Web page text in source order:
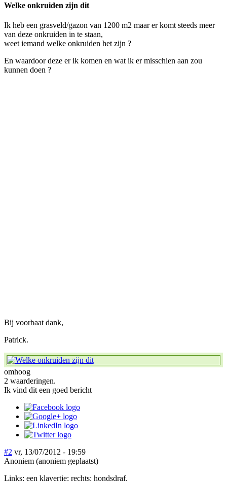
Welke onkruiden zijn dit
Ik heb een grasveld/gazon van 1200 m2 maar er komt steeds meer
van deze onkruiden in te staan,
weet iemand welke onkruiden het zijn ?
En waardoor deze er ik komen en wat ik er misschien aan zou
kunnen doen ?
Bij voorbaat dank,
Patrick.
omhoog
2 waarderingen.
Ik vind dit een goed bericht
#2 vr, 13/07/2012 - 19:59
Anoniem (anoniem geplaatst)
Links: een klavertje; rechts: hondsdraf.